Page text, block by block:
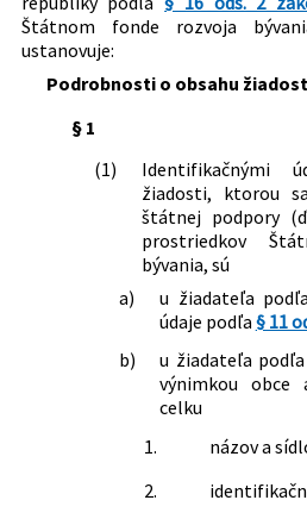
Právna oblasť:
Štátne fondy
Štátnom fonde rozvoja
ustanovuje:
Podrobnosti o obsahu
§ 1
(1)
Identifikačnými
žiadosti, ktorou
štátnej podpory
prostriedkov
bývania, sú
a)
u žiadateľa
údaje podľa § 11
b)
u žiadateľa
výnimkou obce
celku
1.
názov a
2.